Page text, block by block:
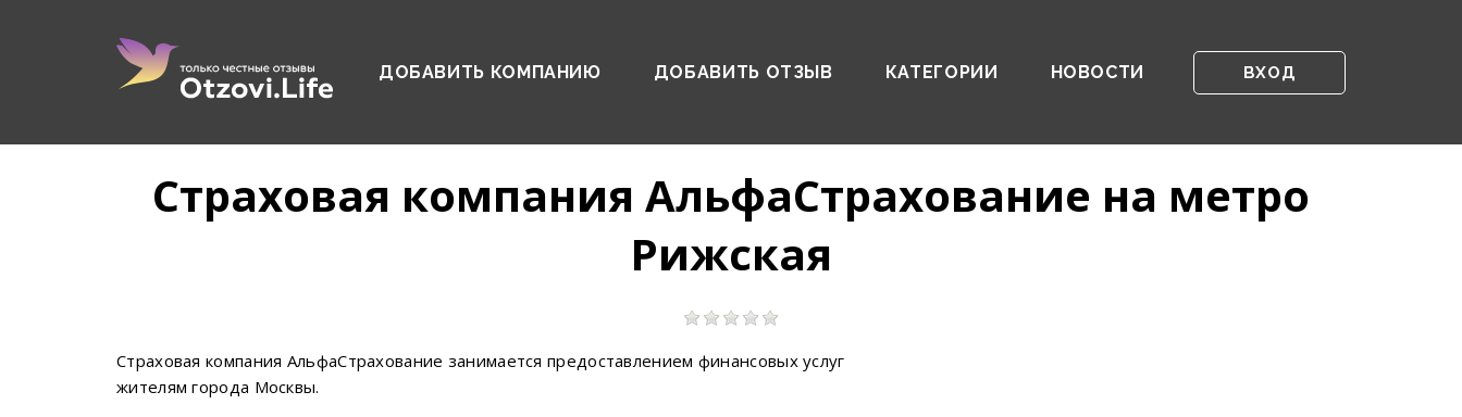
ДОБАВИТЬ КОМПАНИЮ ДОБАВИТЬ ОТЗЫВ КАТЕГОРИИ НОВОСТИ ВХОД
Страховая компания АльфаСтрахование на метро
Рижская
Страховая компания АльфаСтрахование занимается предоставлением финансовых услуг
жителям города Москвы.